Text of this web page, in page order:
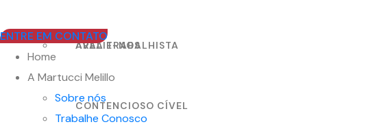
AVALIE-NOS
ÁREA TRABALHISTA
CONTENCIOSO CÍVEL
ENTRE EM CONTATO
Home
A Martucci Melillo
Sobre nós
Trabalhe Conosco